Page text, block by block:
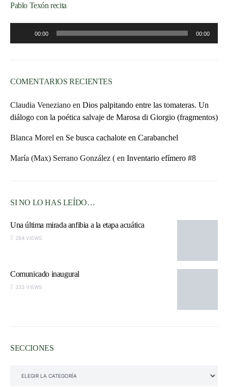
Pablo Texón recita
00:00 00:00
COMENTARIOS RECIENTES
Claudia Veneziano en Dios palpitando entre las tomateras. Un
diálogo con la poética salvaje de Marosa di Giorgio (fragmentos)
Blanca Morel en Se busca cachalote en Carabanchel
María (Max) Serrano González ( en Inventario efímero #8
SI NO LO HAS LEÍDO…
Una última mirada anfibia a la etapa acuática
284 VIEWS
Comunicado inaugural
333 VIEWS
SECCIONES